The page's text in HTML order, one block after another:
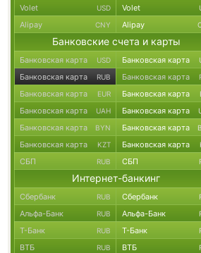
Volet USD Volet
Alipay CNY Alipay
Банковские счета и карты
Банковская карта USD Банковская карта
Банковская карта RUB Банковская карта
Банковская карта EUR Банковская карта
Банковская карта UAH Банковская карта
Банковская карта BYN Банковская карта
Банковская карта KZT Банковская карта
СБП RUB СБП
Интернет-банкинг
Сбербанк RUB Сбербанк
Альфа-Банк RUB Альфа-Банк
Т-Банк RUB Т-Банк
ВТБ RUB ВТБ